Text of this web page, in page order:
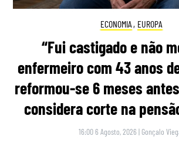
ECONOMIA , EUROPA
“Fui castigado e não
enfermeiro com 43 anos
reformou-se 6 meses
considera corte na
16:00 6 Agosto, 2026 | Gonçalo